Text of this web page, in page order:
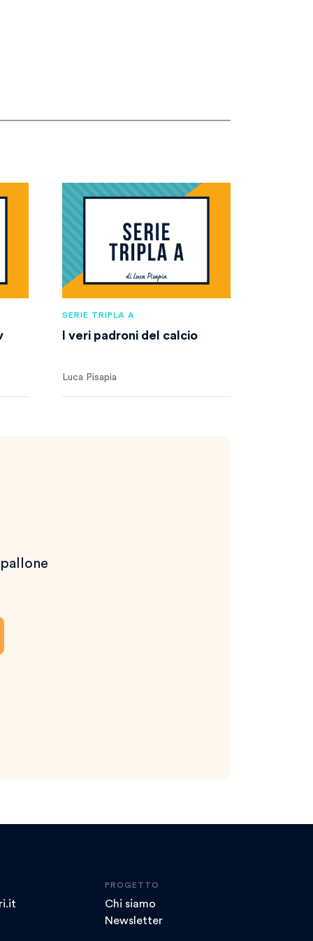
SERIE TRIPLA A
I veri padroni del calcio
Luca Pisapia
PROGETTO
Chi siamo
Newsletter